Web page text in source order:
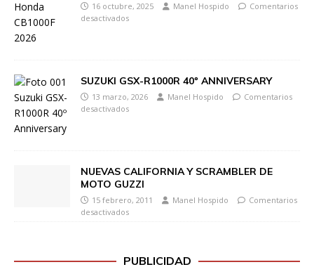
16 octubre, 2025 Manel Hospido
Comentarios
desactivados
SUZUKI GSX-R1000R 40º ANNIVERSARY
13 marzo, 2026 Manel Hospido
Comentarios
desactivados
NUEVAS CALIFORNIA Y SCRAMBLER DE
MOTO GUZZI
15 febrero, 2011 Manel Hospido
Comentarios
desactivados
PUBLICIDAD